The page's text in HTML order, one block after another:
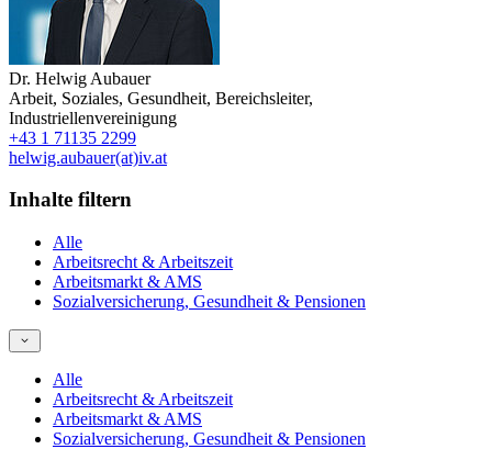
Dr. Helwig Aubauer
Arbeit, Soziales, Gesundheit, Bereichsleiter,
Industriellenvereinigung
+43 1 71135 2299
helwig.aubauer(at)iv.at
Inhalte filtern
Alle
Arbeitsrecht & Arbeitszeit
Arbeitsmarkt & AMS
Sozialversicherung, Gesundheit & Pensionen
Alle
Arbeitsrecht & Arbeitszeit
Arbeitsmarkt & AMS
Sozialversicherung, Gesundheit & Pensionen